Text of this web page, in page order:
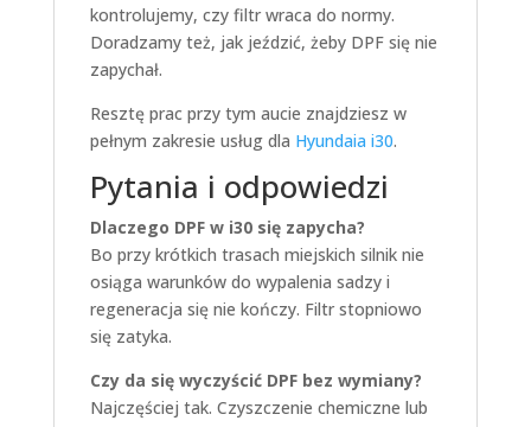
kontrolujemy, czy filtr wraca do normy.
Doradzamy też, jak jeździć, żeby DPF się nie
zapychał.
Resztę prac przy tym aucie znajdziesz w
pełnym zakresie usług dla Hyundaia i30.
Pytania i odpowiedzi
Dlaczego DPF w i30 się zapycha?
Bo przy krótkich trasach miejskich silnik nie
osiąga warunków do wypalenia sadzy i
regeneracja się nie kończy. Filtr stopniowo
się zatyka.
Czy da się wyczyścić DPF bez wymiany?
Najczęściej tak. Czyszczenie chemiczne lub